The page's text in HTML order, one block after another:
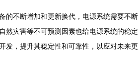
不断增加和更新换代，电源系统需要不
然灾害等不可预测因素也给电源系统的稳
发，提升其稳定性和可靠性，以应对未来